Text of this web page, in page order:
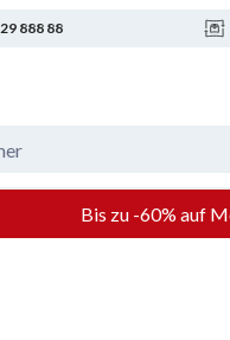
888 88
Bis zu -60% auf